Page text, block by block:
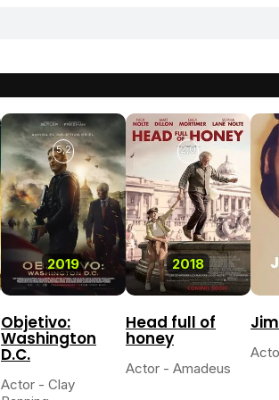
2019
5,2
Objetivo:
Washington
D.C.
Actor - Clay
2018
2,0
Head full of
honey
Actor - Amadeus